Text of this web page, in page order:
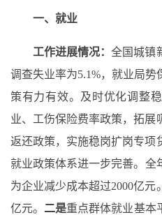
一、就业
工作进展情况：全国城镇
调查失业率为5.1%， 就业局势
策有力有效。 及时优化调整
业、工伤保险费率政策，拓展
返还政策，实施稳岗扩岗专项
就业政策体系进一步完善。 全
为企业减少成本超过2000亿元
亿元。 二是重点群体就业基本